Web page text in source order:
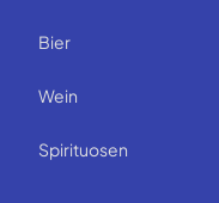
Bier
Wein
Spirituosen